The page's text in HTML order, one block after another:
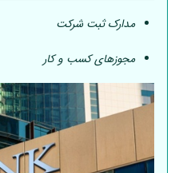
مدارک ثبت شرکت
مجوزهای کسب و کار